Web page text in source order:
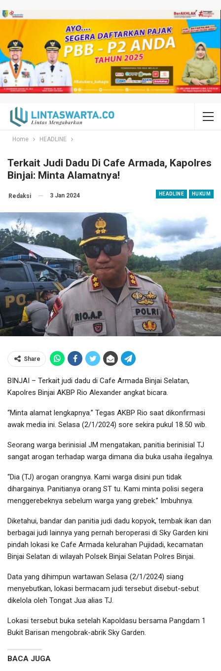
Home HEADLINE
Terkait Judi Dadu Di Cafe Armada, Kapolres
Binjai: Minta Alamatnya!
HEADLINE HUKUM
Redaksi 3 Jan 2024
Share
BINJAI – Terkait judi dadu di Cafe Armada Binjai Selatan,
Kapolres Binjai AKBP Rio Alexander angkat bicara.
“Minta alamat lengkapnya.” Tegas AKBP Rio saat dikonfirmasi
awak media ini. Selasa (2/1/2024) sore sekira pukul 18.50 wib.
Seorang warga berinisial JM mengatakan, panitia berinisial TJ
sangat arogan terhadap warga dimana dia buka usaha ilegalnya.
“Dia (TJ) arogan orangnya. Kami warga disini pun tidak
dihargainya. Panitianya orang ST tu. Kami minta polisi segera
menggerebeknya sebelum warga yang grebek.” Imbuhnya.
Diketahui, bandar dan panitia judi dadu kopyok, tembak ikan dan
berbagai judi lainnya yang pernah beroperasi di Sky Garden kini
pindah lokasi ke Cafe Armada kelurahan Pujidadi, kecamatan
Binjai Selatan di wilayah Polsek Binjai Selatan Polres Binjai.
Data yang dihimpun wartawan Selasa (2/1/2024) siang
menyebutkan, lokasi bermacam judi tersebut disebut-sebut
dikelola oleh Tongat Jua alias TJ.
Lokasi tersebut buka setelah Kapoldasu bersama Pangdam 1
Bukit Barisan mengobrak-abrik Sky Garden.
BACA JUGA